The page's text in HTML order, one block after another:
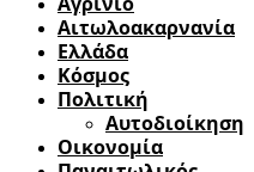
Αιτωλοακαρνανία
Ελλάδα
Κόσμος
Πολιτική
Αυτοδιοίκηση
Οικονομία